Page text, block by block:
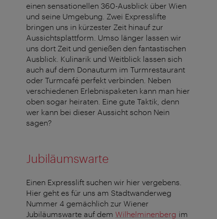
einen sensationellen 360-Ausblick über Wien
und seine Umgebung. Zwei Expresslifte
bringen uns in kürzester Zeit hinauf zur
Aussichtsplattform. Umso länger lassen wir
uns dort Zeit und genießen den fantastischen
Ausblick. Kulinarik und Weitblick lassen sich
auch auf dem Donauturm im Turmrestaurant
oder Turmcafé perfekt verbinden. Neben
verschiedenen Erlebnispaketen kann man hier
oben sogar heiraten. Eine gute Taktik, denn
wer kann bei dieser Aussicht schon Nein
sagen?
Jubiläumswarte
Einen Expresslift suchen wir hier vergebens.
Hier geht es für uns am Stadtwanderweg
Nummer 4 gemächlich zur Wiener
Jubiläumswarte auf dem Wilhelminenberg im